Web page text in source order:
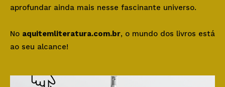
aprofundar ainda mais nesse fascinante universo.
No aquitemliteratura.com.br, o mundo dos livros está
ao seu alcance!